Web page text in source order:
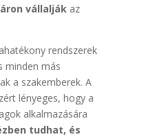
vállalják az
rendszerek
minden más
a szakemberek. A
lényeges, hogy a
alkalmazására
tudhat, és